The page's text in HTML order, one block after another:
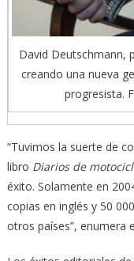
David Deutschmann,
creando una nueva
progresista.
“Tuvimos la suerte de
libro Diarios de
éxito. Solamente en
copias en inglés y 50
otros países”, enumera